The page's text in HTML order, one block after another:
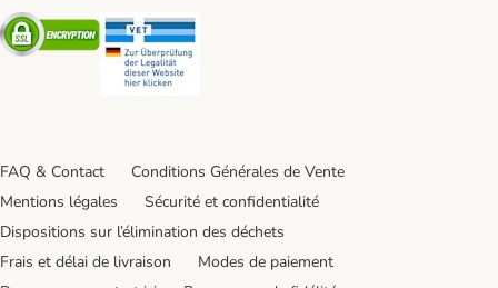
Security
FAQ & Contact
Conditions Générales de Vente
Mentions légales
Sécurité et confidentialité
Dispositions sur l’élimination des déchets
Frais et délai de livraison
Modes de paiement